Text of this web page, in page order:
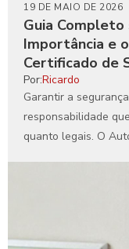
Guia Completo
Importância e
Certificado de
19 DE MAIO DE 2026
Por:Ricardo
Garantir a
responsabilidade
quanto legais. O